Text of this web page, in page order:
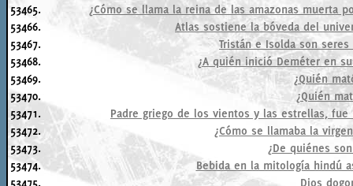
53465.
¿Cómo se llama la reina de las amazonas muerta
53466.
Atlas sostiene la bóveda del
53467.
Tristán e Isolda son
53468.
¿A quién inició Deméter en
53469.
¿Quién
53470.
¿Quién
53471.
Padre griego de los vientos y las estrellas,
53472.
¿Cómo se llamaba la
53473.
¿De quiénes
53474.
Bebida en la mitología hindú
53475.
Dios